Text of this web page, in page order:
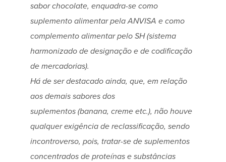
sabor chocolate, enquadra-se como
suplemento alimentar pela ANVISA e como
complemento alimentar pelo SH (sistema
harmonizado de designação e de codificação
de mercadorias).
Há de ser destacado ainda, que, em relação
aos demais sabores dos
suplementos (banana, creme etc.), não houve
qualquer exigência de reclassificação, sendo
incontroverso, pois, tratar-se de suplementos
concentrados de proteínas e substâncias